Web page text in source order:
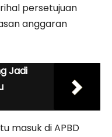
persetujuan
anggaran
Jadi
masuk di APBD